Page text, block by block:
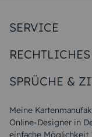
Meine
Online-Designer in
einfache Möglichkeit
SERVICE
Papiersorten
Unsere Produktion
Magazin
FAQ
RECHTLICHES
Widerrufsbelehrung
SPRÜCHE &
Liebeskummer Sprüche
Sommer Sprüche